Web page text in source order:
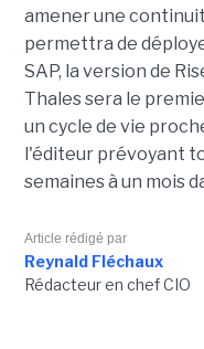
amener une
permettra de
SAP, la version de
Thales sera le
un cycle de vie
l'éditeur prévoyant
semaines à un mois
Article rédigé par
Reynald Fléchaux
Rédacteur en chef CIO